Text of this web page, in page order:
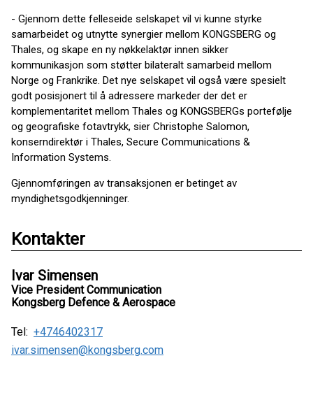
- Gjennom dette felleseide selskapet vil vi kunne styrke
samarbeidet og utnytte synergier mellom KONGSBERG og
Thales, og skape en ny nøkkelaktør innen sikker
kommunikasjon som støtter bilateralt samarbeid mellom
Norge og Frankrike. Det nye selskapet vil også være spesielt
godt posisjonert til å adressere markeder der det er
komplementaritet mellom Thales og KONGSBERGs portefølje
og geografiske fotavtrykk, sier Christophe Salomon,
konserndirektør i Thales, Secure Communications &
Information Systems.
Gjennomføringen av transaksjonen er betinget av
myndighetsgodkjenninger.
Kontakter
Ivar Simensen
Vice President Communication
Kongsberg Defence & Aerospace
Tel: +4746402317
ivar.simensen@kongsberg.com